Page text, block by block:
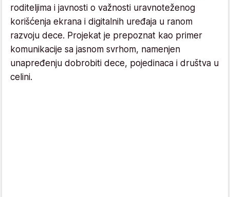
roditeljima i javnosti o važnosti uravnoteženog
korišćenja ekrana i digitalnih uređaja u ranom
razvoju dece. Projekat je prepoznat kao primer
komunikacije sa jasnom svrhom, namenjen
unapređenju dobrobiti dece, pojedinaca i društva u
celini.